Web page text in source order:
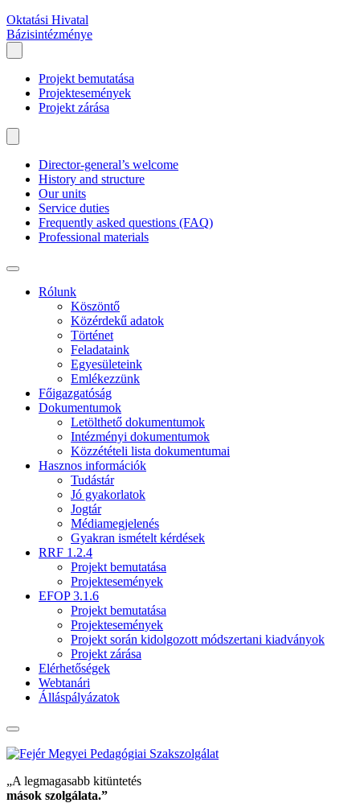
Oktatási Hivatal
Bázisintézménye
Projekt bemutatása
Projektesemények
Projekt zárása
Director-general’s welcome
History and structure
Our units
Service duties
Frequently asked questions (FAQ)
Professional materials
Rólunk
Köszöntő
Közérdekű adatok
Történet
Feladataink
Egyesületeink
Emlékezzünk
Főigazgatóság
Dokumentumok
Letölthető dokumentumok
Intézményi dokumentumok
Közzétételi lista dokumentumai
Hasznos információk
Tudástár
Jó gyakorlatok
Jogtár
Médiamegjelenés
Gyakran ismételt kérdések
RRF 1.2.4
Projekt bemutatása
Projektesemények
EFOP 3.1.6
Projekt bemutatása
Projektesemények
Projekt során kidolgozott módszertani kiadványok
Projekt zárása
Elérhetőségek
Webtanári
Álláspályázatok
„A legmagasabb kitüntetés
mások szolgálata.”